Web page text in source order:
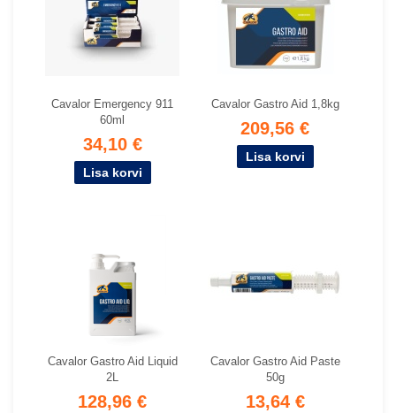
Cavalor Emergency 911
60ml
34,10 €
Cavalor Gastro Aid 1,8kg
209,56 €
Cavalor Gastro Aid Liquid
2L
128,96 €
Cavalor Gastro Aid Paste
50g
13,64 €